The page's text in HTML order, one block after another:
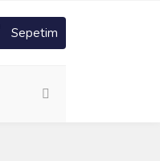
Sepetim